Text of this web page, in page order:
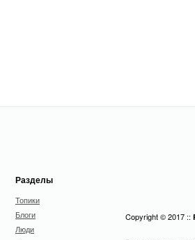
Разделы
Топики
Блоги
Люди
Copyright © 2017 ::